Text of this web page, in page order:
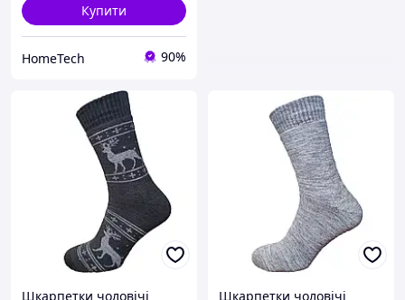
Купити
HomeTech 90%
Шкарпетки чоловічі
Шкарпетки чоловічі